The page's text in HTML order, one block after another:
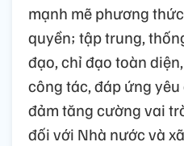
mạnh mẽ phương
quyền; tập trung,
đạo, chỉ đạo toàn
công tác, đáp ứng
đảm tăng cường vai
đối với Nhà nước và